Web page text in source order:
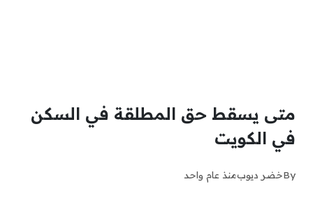
متى يسقط حق المطلقة في السكن
في الكويت
Byخضر ديوبمنذ عام واحد